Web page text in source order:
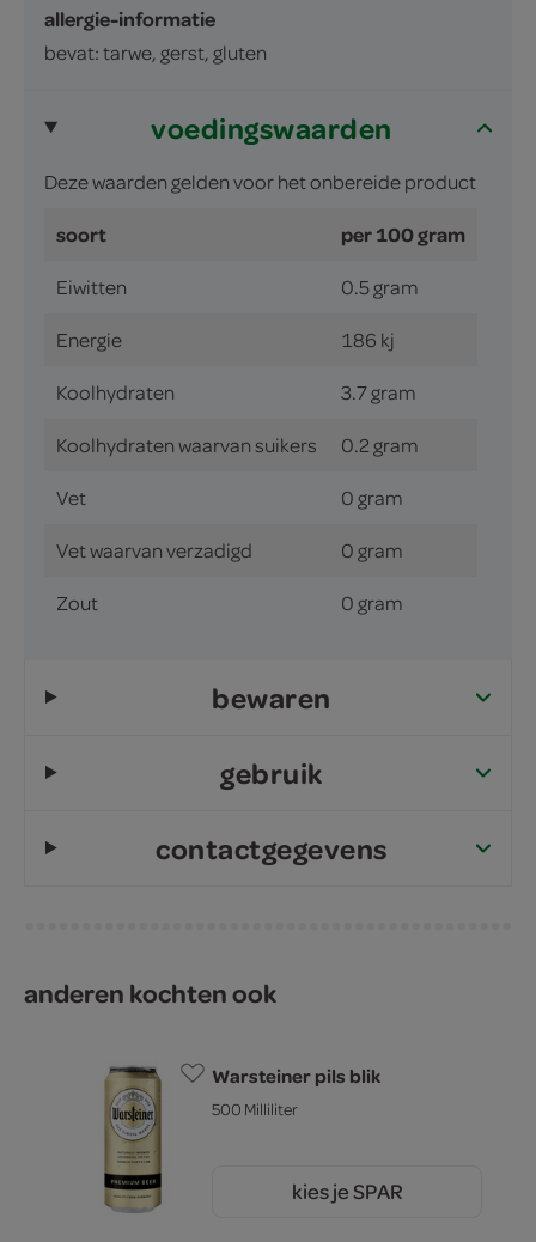
allergie-informatie
bevat: tarwe, gerst, gluten
voedingswaarden
Deze waarden gelden voor het onbereide product
soort per 100 gram
Eiwitten 0.5 gram
Energie 186 kj
Koolhydraten 3.7 gram
Koolhydraten waarvan suikers 0.2 gram
Vet 0 gram
Vet waarvan verzadigd 0 gram
Zout 0 gram
bewaren
gebruik
contactgegevens
anderen kochten ook
Warsteiner pils blik
500 Milliliter
kies je SPAR